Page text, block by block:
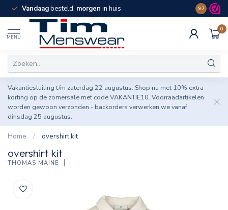
Vandaagbesteld, morgen in huis Spaar
9.7
MENU
0
Vakantiesluiting t/m zaterdag 22 augustus. Shop nu met 10% extra
korting op de zomersale met code VAKANTIE10. Voorraadartikelen
worden gewoon verzonden - backorders verwerken we vanaf
dinsdag 25 augustus.
Home / overshirt kit
overshirt kit
THOMAS MAINE